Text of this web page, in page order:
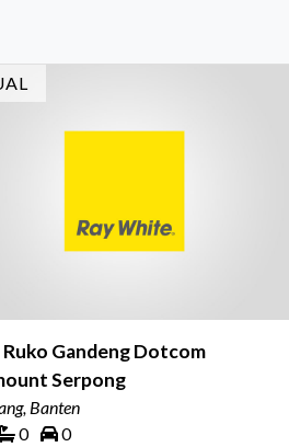
Ruko Gandeng Dotcom
Serpong
Banten
0 0